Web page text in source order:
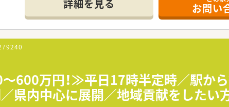
えて、共に地域医療に貢献していただける方を募集していま
て軸を持ち、前向きに業務に取り組める方を歓迎いたしま
齢は問わず、お人柄や仕事への意欲を重視した採用です。
地域に根差した薬局を複数展開している成長中の企業です。
活気がありますが、ベテラン薬剤師も多く在籍しています。
切にする温かい社風で、社長自ら社員一人ひとりを気遣い
詳細を見る お問い
600万円！≫平日17時半定時／駅か
県内中心に展開／地域貢献をしたい